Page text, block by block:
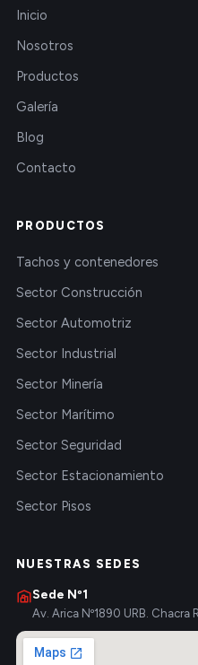
Inicio
Nosotros
Productos
Galería
Blog
Contacto
PRODUCTOS
Tachos y contenedores
Sector Construcción
Sector Automotriz
Sector Industrial
Sector Minería
Sector Marítimo
Sector Seguridad
Sector Estacionamiento
Sector Pisos
NUESTRAS SEDES
Sede Nº1
Av. Arica Nº1890 URB. Chacra